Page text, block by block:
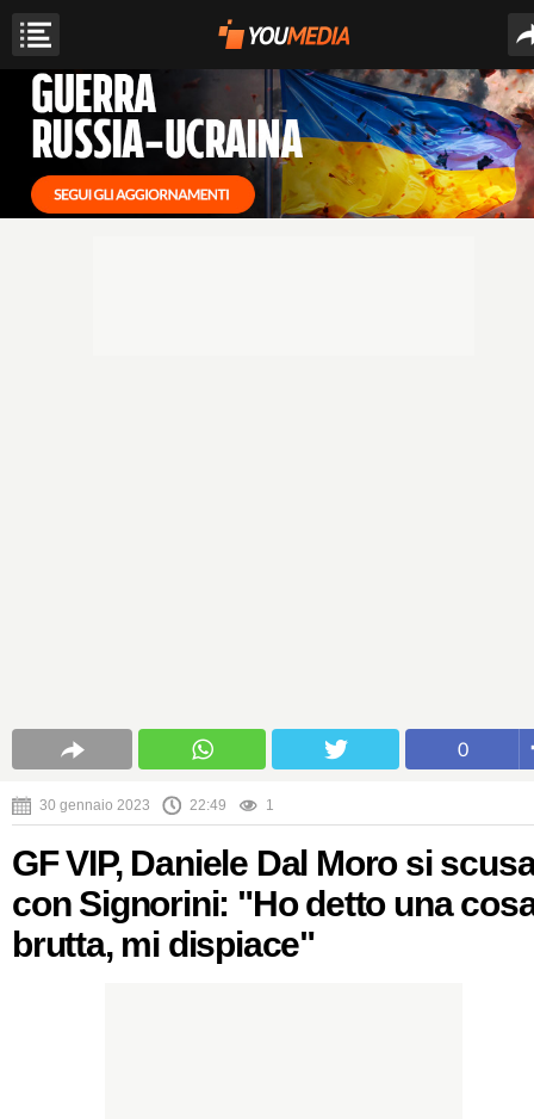
0
30 gennaio 2023 22:49 1
GF VIP, Daniele Dal Moro si
con Signorini: "Ho detto una
brutta, mi dispiace"